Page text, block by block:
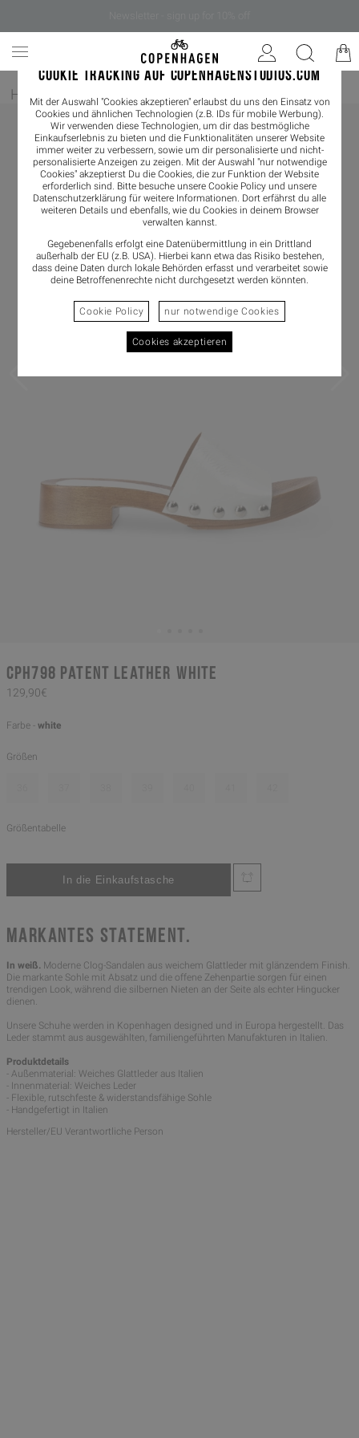
COOKIE TRACKING AUF COPENHAGENSTUDIOS.COM
Mit der Auswahl "Cookies akzeptieren" erlaubst du uns den Einsatz von
Cookies und ähnlichen Technologien (z.B. IDs für mobile Werbung).
Wir verwenden diese Technologien, um dir das bestmögliche
Einkaufserlebnis zu bieten und die Funktionalitäten unserer Website
immer weiter zu verbessern, sowie um dir personalisierte und nicht-
personalisierte Anzeigen zu zeigen. Mit der Auswahl "nur notwendige
Cookies" akzeptierst Du die Cookies, die zur Funktion der Website
erforderlich sind. Bitte besuche unsere Cookie Policy und unsere
Datenschutzerklärung für weitere Informationen. Dort erfährst du alle
weiteren Details und ebenfalls, wie du Cookies in deinem Browser
verwalten kannst.
Gegebenenfalls erfolgt eine Datenübermittlung in ein Drittland
außerhalb der EU (z.B. USA). Hierbei kann etwa das Risiko bestehen,
dass deine Daten durch lokale Behörden erfasst und verarbeitet sowie
deine Betroffenenrechte nicht durchgesetzt werden könnten.
Cookie Policy nur notwendige Cookies
Cookies akzeptieren
Home / Damen/ Pantoletten / Clogs
CPH798 patent leather white
129,90€
Farbe - white
Größen
Größentabelle
MARKANTES STATEMENT.
In weiß. Moderne Clog-Sandalen aus weichem Glattleder mit glänzendem Finish.
Die markante Sohle mit Absatz und die offene Zehenpartie sorgen für einen
trendigen Look, während die silbernen Nieten an der Seite als echter Hingucker
dienen.
Unsere Schuhe werden in Kopenhagen designed und in Europa hergestellt. Das
Leder stammt aus ausgewählten, familiengeführten Manufakturen in Italien.
Produktdetails
- Außenmaterial: Weiches Glattleder aus Italien
- Innenmaterial: Weiches Leder
- Flexible, rutschfeste & widerstandsfähige Sohle
- Handgefertigt in Italien
Hersteller/EU Verantwortliche Person